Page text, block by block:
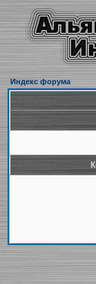
Индекс форума